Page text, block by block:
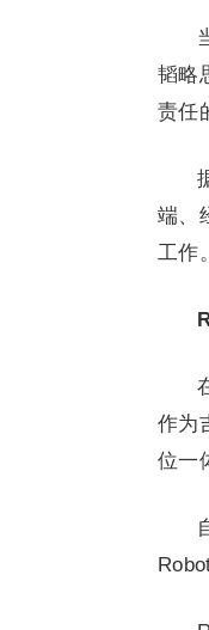
韬略
责任
端、
工作
作为
位一